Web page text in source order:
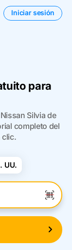
Iniciar sesión
para
Silvia de
completo del
clic.
UU.